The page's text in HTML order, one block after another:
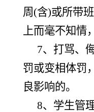
周(含)或所带
上而毫不知情
7、打骂、
罚或变相体罚
良影响的。
8、学生管